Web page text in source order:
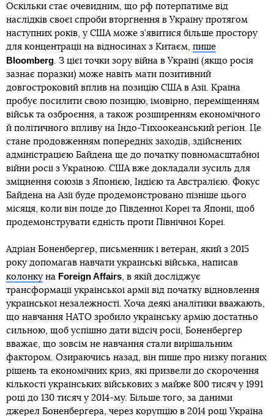
Оскільки стає очевидним, що рф потерпатиме від
наслідків своєї спроби вторгнення в Україну протягом
наступних років, у США може з’явитися більше простору
для концентрації на відносинах з Китаєм, пише
Bloomberg. З цієї точки зору війна в Україні (якщо росія
зазнає поразки) може навіть мати позитивний
довгостроковий вплив на позицію США в Азії. Країна
пробує посилити свою позицію, імовірно, переміщенням
військ та озброєння, а також розширенням економічного
й політичного впливу на Індо-Тихоокеанський регіон. Це
стане продовженням попередніх заходів, здійснених
адміністрацією Байдена ще до початку повномасштабної
війни росії з Україною. США вже докладали зусиль для
зміцнення союзів з Японією, Індією та Австралією. Фокус
Байдена на Азії буде продемонстровано пізніше цього
місяця, коли він поїде до Південної Кореї та Японії, щоб
продемонструвати єдність проти Північної Кореї.
Адріан Боненбергер, письменник і ветеран, який з 2015
року допомагав навчати українські війська, написав
колонку на Foreign Affairs, в якій досліджує
трансформації української армії від початку відновлення
української незалежності. Хоча деякі аналітики вважають,
що навчання НАТО зробило українську армію достатньо
сильною, щоб успішно дати відсіч росії, Боненбергер
вважає, що зовсім не навчання стали вирішальним
фактором. Озираючись назад, він пише про низку поганих
рішень та економічних криз, які призвели до скорочення
кількості українських військових з майже 800 тисяч у 1991
році до 130 тисяч у 2014-му. Більше того, за даними
джерел Боненбергера, через корупцію в 2014 році Україна